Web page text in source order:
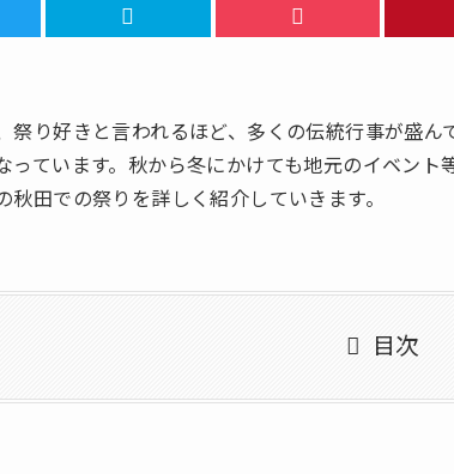
祭り好きと言われるほど、多くの伝統行事が盛
っています。秋から冬にかけても地元のイベン
秋田での祭りを詳しく紹介していきます。
目次